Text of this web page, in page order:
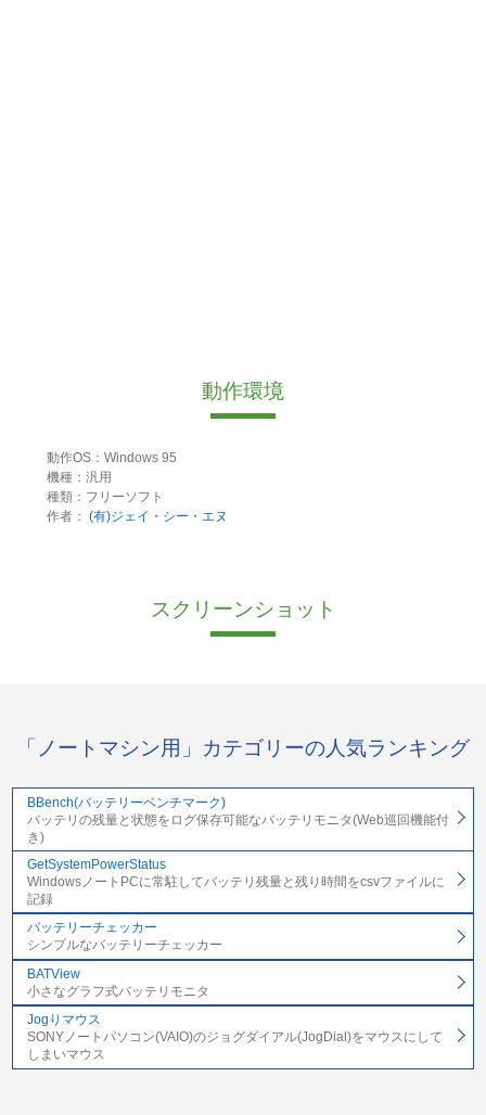
動作環境
動作OS：Windows 95
機種：汎用
種類：フリーソフト
作者： (有)ジェイ・シー・エヌ
スクリーンショット
「ノートマシン用」カテゴリーの人気ランキング
BBench(バッテリーベンチマーク)
バッテリの残量と状態をログ保存可能なバッテリモニタ(Web巡回機能付
き)
GetSystemPowerStatus
WindowsノートPCに常駐してバッテリ残量と残り時間をcsvファイルに
記録
バッテリーチェッカー
シンプルなバッテリーチェッカー
BATView
小さなグラフ式バッテリモニタ
Jogりマウス
SONYノートパソコン(VAIO)のジョグダイアル(JogDial)をマウスにして
しまいマウス